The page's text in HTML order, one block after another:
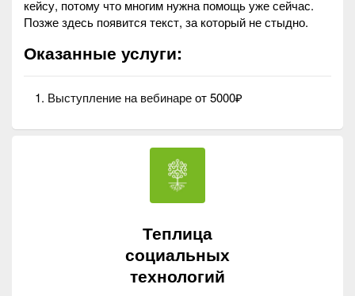
кейсу, потому что многим нужна помощь уже сейчас.
Позже здесь появится текст, за который не стыдно.
Оказанные услуги:
Выступление на вебинареот 5000₽
Теплица
социальных
технологий